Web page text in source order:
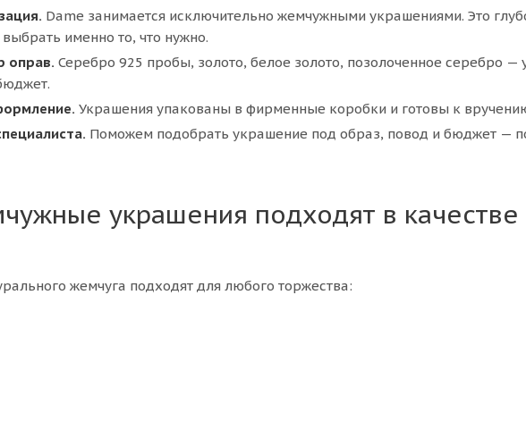
Dame занимается исключительно жемчужными украшениями. Это
именно то, что нужно.
оправ. Серебро 925 пробы, золото, белое золото, позолоченное серебро
Украшения упакованы в фирменные коробки и готовы к
Поможем подобрать украшение под образ, повод и бюджет —
украшения подходят в
жемчуга подходят для любого торжества: